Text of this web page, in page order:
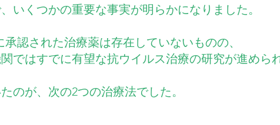
いくつかの重要な事実が明らかになりました。
承認された治療薬は存在していないものの、
ではすでに有望な抗ウイルス治療の研究が進めら
のが、次の2つの治療法でした。